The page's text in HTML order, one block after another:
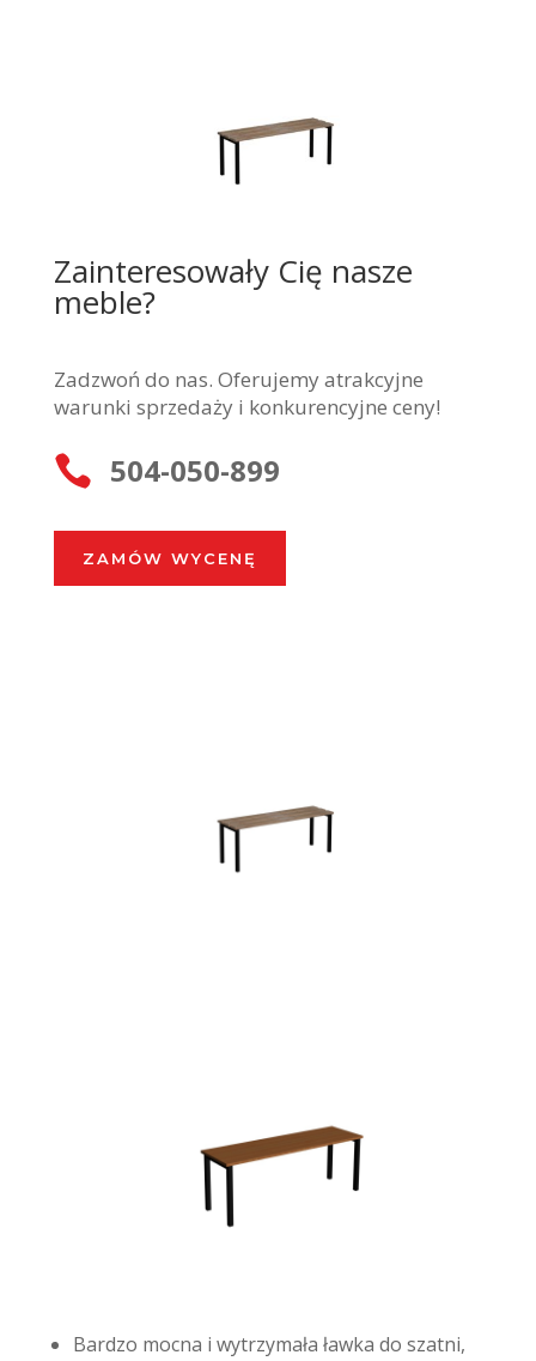
Zainteresowały Cię nasze
meble?
Zadzwoń do nas. Oferujemy atrakcyjne
warunki sprzedaży i konkurencyjne ceny!
 504-050-899
ZAMÓW WYCENĘ
Bardzo mocna i wytrzymała ławka do szatni,